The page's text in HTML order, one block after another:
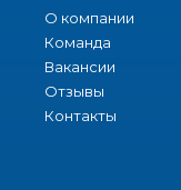
О компании
Команда
Вакансии
Отзывы
Контакты